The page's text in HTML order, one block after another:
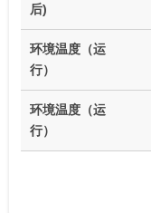
后)
环境温度（运
行）
环境温度（运
行）